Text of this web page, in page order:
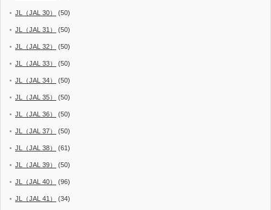
JL（JAL 30） (50)
JL（JAL 31） (50)
JL（JAL 32） (50)
JL（JAL 33） (50)
JL（JAL 34） (50)
JL（JAL 35） (50)
JL（JAL 36） (50)
JL（JAL 37） (50)
JL（JAL 38） (61)
JL（JAL 39） (50)
JL（JAL 40） (96)
JL（JAL 41） (34)